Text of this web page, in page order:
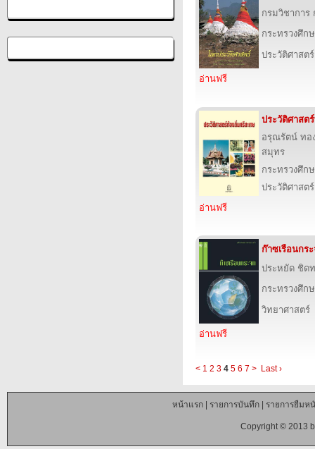
กรมวิชาการ
กระทรวงศึก
ประวัติศาสต
อ่านฟรี
ประวัติศาสต
อรุณรัตน์ ทอ
สมุทร
กระทรวงศึก
ประวัติศาสต
อ่านฟรี
ก๊าซเรือนกร
ประหยัด ชิด
กระทรวงศึก
วิทยาศาสตร์
อ่านฟรี
< 1 2 3 4 5 6 7 > Last ›
หน้าแรก| รายการบันทึก| รายการยืมห
Copyright © 2013